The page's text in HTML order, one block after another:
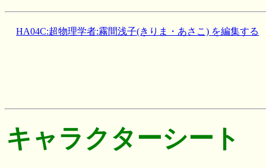
HA04C:超物理学者:霧間浅子(きりま・あさこ) を編集する
キャラクターシート